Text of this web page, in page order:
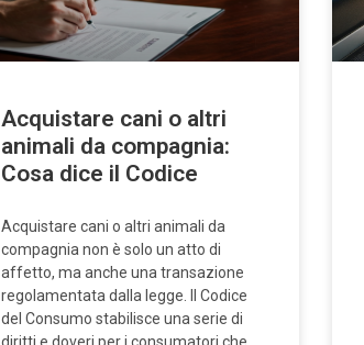
Acquistare cani o altri
animali da compagnia:
Cosa dice il Codice
Acquistare cani o altri animali da
compagnia non è solo un atto di
affetto, ma anche una transazione
regolamentata dalla legge. Il Codice
del Consumo stabilisce una serie di